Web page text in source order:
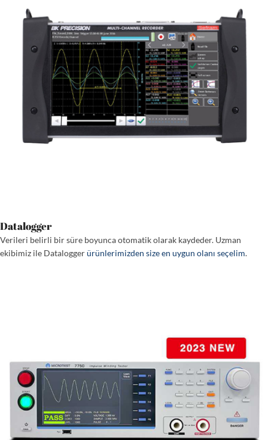
Datalogger
Verileri belirli bir süre boyunca otomatik olarak kaydeder. Uzman
ekibimiz ile Dataloggerürünlerimizden size en uygun olanı seçelim.